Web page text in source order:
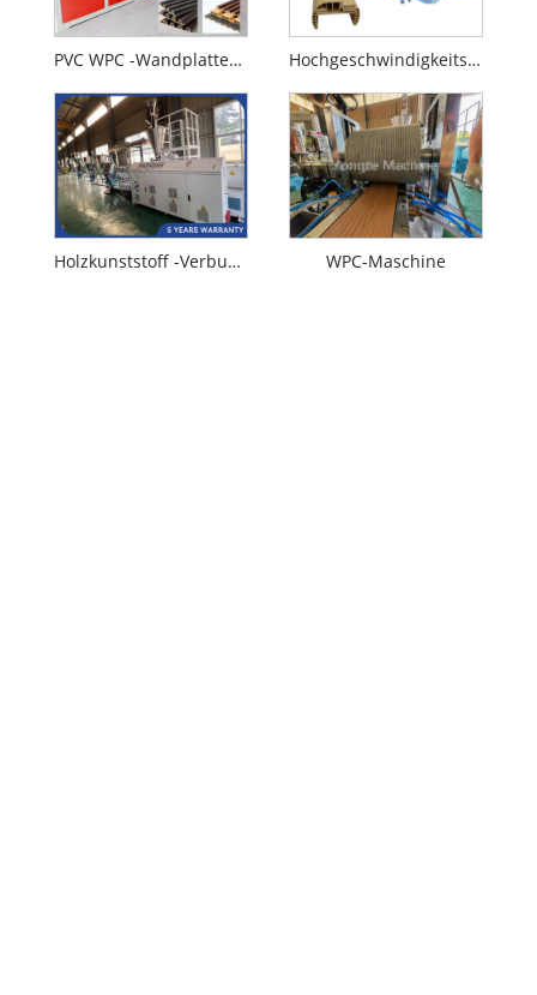
PVC WPC -Wandplattenherstellung Maschine Hochgeschwindigkeits-WPC-Türprofil-Extrusionsmaschine
Holzkunststoff -Verbund -WPC -Granulat Maschine herstellen WPC-Maschine